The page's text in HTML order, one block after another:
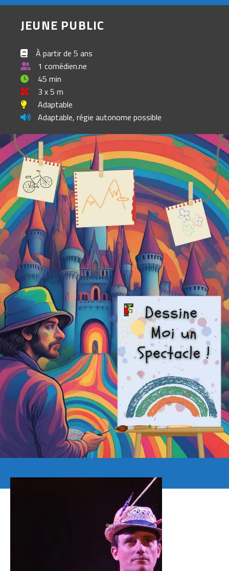
JEUNE PUBLIC
À partir de 5 ans
1 comédien.ne
45 min
3 x 5 m
Adaptable
Adaptable, régie autonome possible